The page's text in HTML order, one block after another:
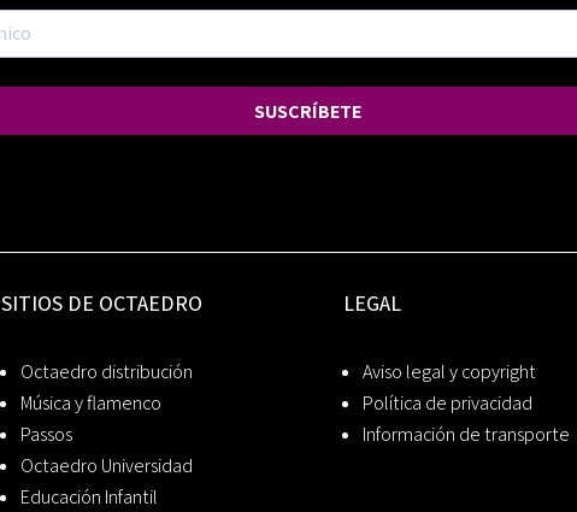
SUSCRÍBETE
SITIOS DE OCTAEDRO
Octaedro distribución
Música y flamenco
Passos
Octaedro Universidad
Educación Infantil
LEGAL
Aviso legal y copyright
Política de privacidad
Información de transporte